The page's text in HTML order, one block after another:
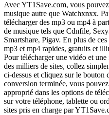
Avec YT1Save.com, vous
musique autre que Watchxnxx.
télécharger des mp3 ou mp4 à
de musique tels que Cdnfile,
Smartshare, Pigav. En plus de
mp3 et mp4 rapides, gratuits et
Pour télécharger une vidéo et
des milliers de sites, collez
ci-dessus et cliquez sur le bouton
conversion terminée, vous
approprié dans les options de
sur votre téléphone, tablette ou
sites pris en charge par